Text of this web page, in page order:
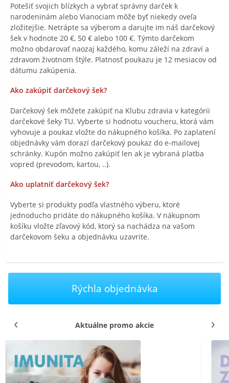
Potešiť svojich blízkych a vybrať správny darček k
narodeninám alebo Vianociam môže byť niekedy oveľa
zložitejšie. Netrápte sa výberom a darujte im náš darčekový
šek v hodnote 20 €, 50 € alebo 100 €. Týmto darčekom
možno obdarovať naozaj každého, komu záleží na zdraví a
zdravom životnom štýle. Platnosť poukazu je 12 mesiacov od
dátumu zakúpenia.
Ako zakúpiť darčekový šek?
Darčekový šek môžete zakúpiť na Klubu zdravia v kategórii
darčekové šeky TU. Vyberte si hodnotu voucheru, ktorá vám
vyhovuje a poukaz vložte do nákupného košíka. Po zaplatení
objednávky vám dorazí darčekový poukaz do e-mailovej
schránky. Kupón možno zakúpiť len ak je vybraná platba
vopred (prevodom, kartou, ..).
Ako uplatniť darčekový šek?
Vyberte si produkty podľa vlastného výberu, ktoré
jednoducho pridáte do nákupného košíka. V nákupnom
košíku vložte zľavový kód, ktorý sa nachádza na vašom
darčekovom šeku a objednávku uzavrite.
Rýchla objednávka
Aktuálne promo akcie